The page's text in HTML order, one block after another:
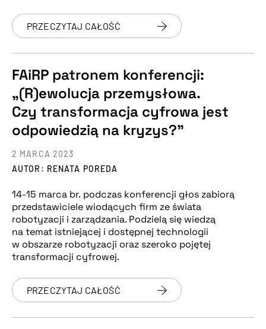
PRZECZYTAJ CAŁOŚĆ
FAiRP patronem konferencji:
„(R)ewolucja przemysłowa.
Czy transformacja cyfrowa jest
odpowiedzią na kryzys?”
AUTOR: RENATA POREDA
2 MARCA 2023
14-15 marca br. podczas konferencji głos zabiorą
przedstawiciele wiodących firm ze świata
robotyzacji i zarządzania. Podzielą się wiedzą
na temat istniejącej i dostępnej technologii
w obszarze robotyzacji oraz szeroko pojętej
transformacji cyfrowej.
PRZECZYTAJ CAŁOŚĆ